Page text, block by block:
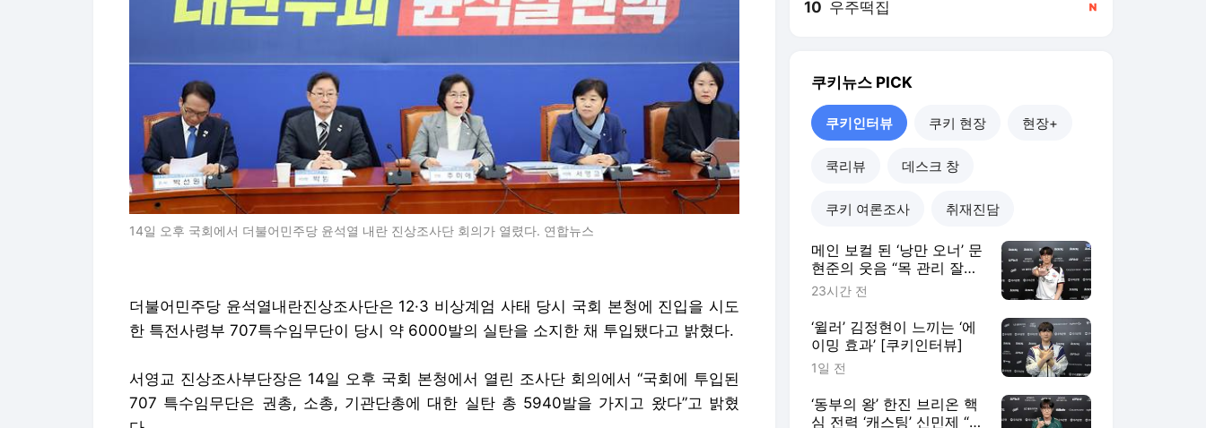
14일 오후 국회에서 더불어민주당 윤석열 내란 진상조사단 회의가 열렸다. 연합뉴스
더불어민주당 윤석열내란진상조사단은 12·3 비상계엄 사태 당시 국회 본청에 진입을 시도
한 특전사령부 707특수임무단이 당시 약 6000발의 실탄을 소지한 채 투입됐다고 밝혔다.
서영교 진상조사부단장은 14일 오후 국회 본청에서 열린 조사단 회의에서 “국회에 투입된
707 특수임무단은 권총, 소총, 기관단총에 대한 실탄 총 5940발을 가지고 왔다”고 밝혔
10 우주떡집
쿠키뉴스 PICK
쿠키인터뷰 쿠키 현장 현장+
쿡리뷰 데스크 창
쿠키 여론조사 취재진담
메인 보컬 된 ‘낭만 오너’ 문
현준의 웃음 “목 관리 잘해
야죠” [쿠키인터뷰]
23시간 전
‘윌러’ 김정현이 느끼는 ‘에
이밍 효과’ [쿠키인터뷰]
1일 전
‘동부의 왕’ 한진 브리온 핵
심 전력 ‘캐스팅’ 신민제 “팬